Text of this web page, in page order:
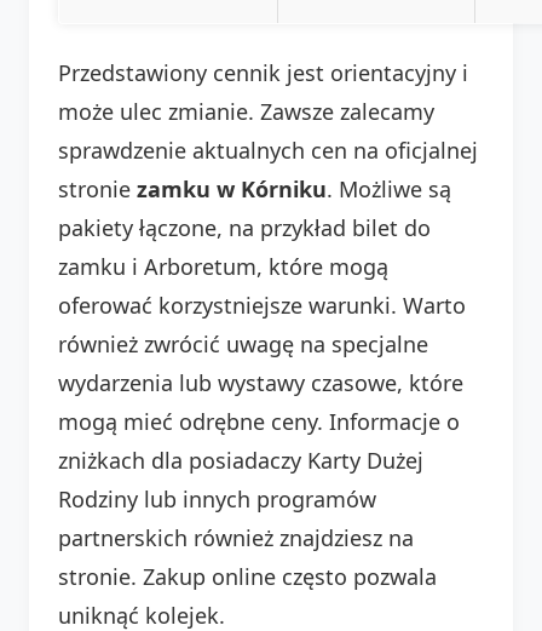
Przedstawiony cennik jest orientacyjny i
może ulec zmianie. Zawsze zalecamy
sprawdzenie aktualnych cen na oficjalnej
stronie zamku w Kórniku. Możliwe są
pakiety łączone, na przykład bilet do
zamku i Arboretum, które mogą
oferować korzystniejsze warunki. Warto
również zwrócić uwagę na specjalne
wydarzenia lub wystawy czasowe, które
mogą mieć odrębne ceny. Informacje o
zniżkach dla posiadaczy Karty Dużej
Rodziny lub innych programów
partnerskich również znajdziesz na
stronie. Zakup online często pozwala
uniknąć kolejek.